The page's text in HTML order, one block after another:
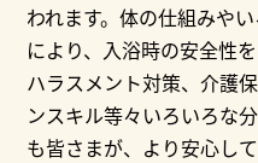
われます。体の仕組みや
により、入浴時の安全性
ハラスメント対策、介護
ンスキル等々いろいろな
も皆さまが、より安心し